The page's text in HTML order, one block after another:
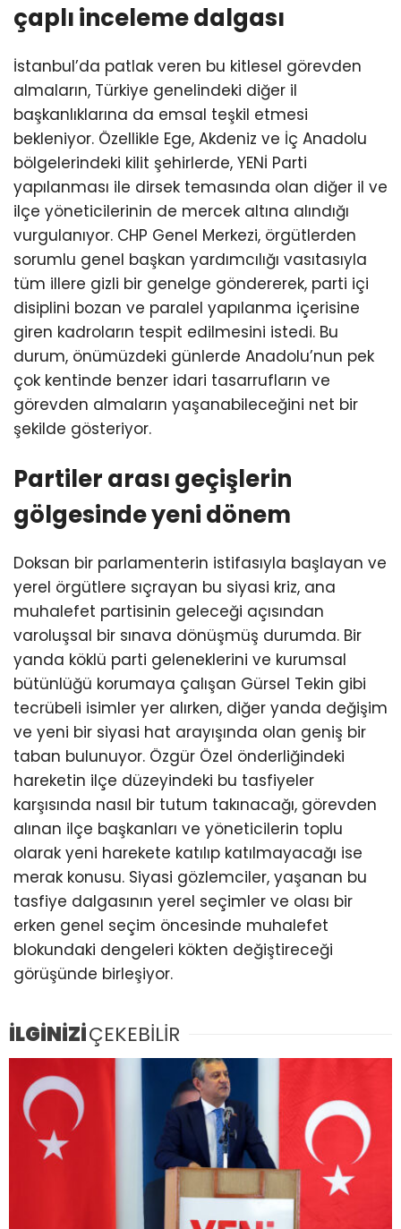
çaplı inceleme dalgası
İstanbul’da patlak veren bu kitlesel görevden
almaların, Türkiye genelindeki diğer il
başkanlıklarına da emsal teşkil etmesi
bekleniyor. Özellikle Ege, Akdeniz ve İç Anadolu
bölgelerindeki kilit şehirlerde, YENİ Parti
yapılanması ile dirsek temasında olan diğer il ve
ilçe yöneticilerinin de mercek altına alındığı
vurgulanıyor. CHP Genel Merkezi, örgütlerden
sorumlu genel başkan yardımcılığı vasıtasıyla
tüm illere gizli bir genelge göndererek, parti içi
disiplini bozan ve paralel yapılanma içerisine
giren kadroların tespit edilmesini istedi. Bu
durum, önümüzdeki günlerde Anadolu’nun pek
çok kentinde benzer idari tasarrufların ve
görevden almaların yaşanabileceğini net bir
şekilde gösteriyor.
Partiler arası geçişlerin
gölgesinde yeni dönem
Doksan bir parlamenterin istifasıyla başlayan ve
yerel örgütlere sıçrayan bu siyasi kriz, ana
muhalefet partisinin geleceği açısından
varoluşsal bir sınava dönüşmüş durumda. Bir
yanda köklü parti geleneklerini ve kurumsal
bütünlüğü korumaya çalışan Gürsel Tekin gibi
tecrübeli isimler yer alırken, diğer yanda değişim
ve yeni bir siyasi hat arayışında olan geniş bir
taban bulunuyor. Özgür Özel önderliğindeki
hareketin ilçe düzeyindeki bu tasfiyeler
karşısında nasıl bir tutum takınacağı, görevden
alınan ilçe başkanları ve yöneticilerin toplu
olarak yeni harekete katılıp katılmayacağı ise
merak konusu. Siyasi gözlemciler, yaşanan bu
tasfiye dalgasının yerel seçimler ve olası bir
erken genel seçim öncesinde muhalefet
blokundaki dengeleri kökten değiştireceği
görüşünde birleşiyor.
İLGİNİZİÇEKEBİLİR